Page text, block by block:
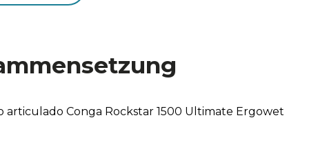
articulado Conga Rockstar 1500 Ultimate Ergowet